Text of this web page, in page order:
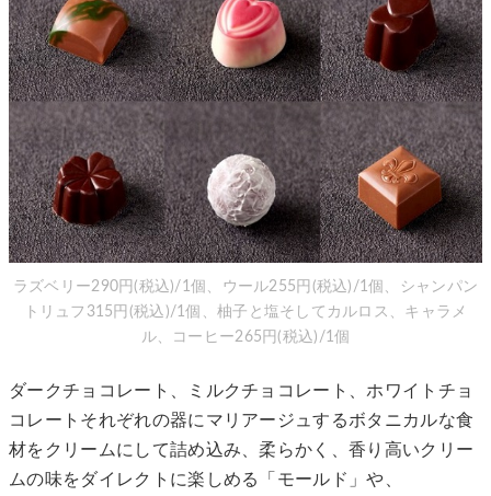
ラズベリー290円(税込)/1個、ウール255円(税込)/1個、シャンパン
トリュフ315円(税込)/1個、柚子と塩そしてカルロス、キャラメ
ル、コーヒー265円(税込)/1個
ダークチョコレート、ミルクチョコレート、ホワイトチョ
コレートそれぞれの器にマリアージュするボタニカルな食
材をクリームにして詰め込み、柔らかく、香り高いクリー
ムの味をダイレクトに楽しめる「モールド」や、